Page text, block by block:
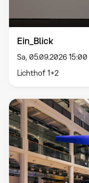
Ein_Blick
Sa, 05.09.2026
Lichthof 1+2